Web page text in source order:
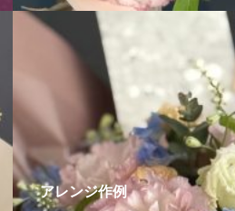
アレンジ作例